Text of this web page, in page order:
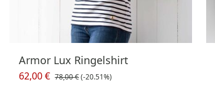
Armor Lux Ringelshirt
62,00 € 78,00 €(-20.51%)